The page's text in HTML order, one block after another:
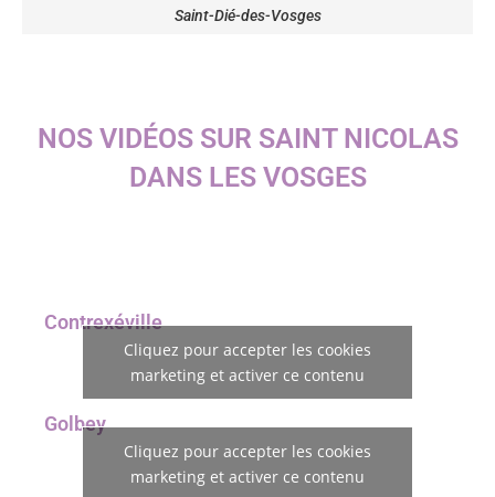
Saint-Dié-des-Vosges
NOS VIDÉOS SUR SAINT NICOLAS
DANS LES VOSGES
Contrexéville
Cliquez pour accepter les cookies
marketing et activer ce contenu
Golbey
Cliquez pour accepter les cookies
marketing et activer ce contenu